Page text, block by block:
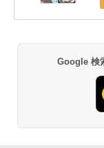
Google 検